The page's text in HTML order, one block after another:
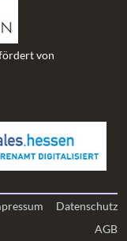
von
Datenschutz
AGB